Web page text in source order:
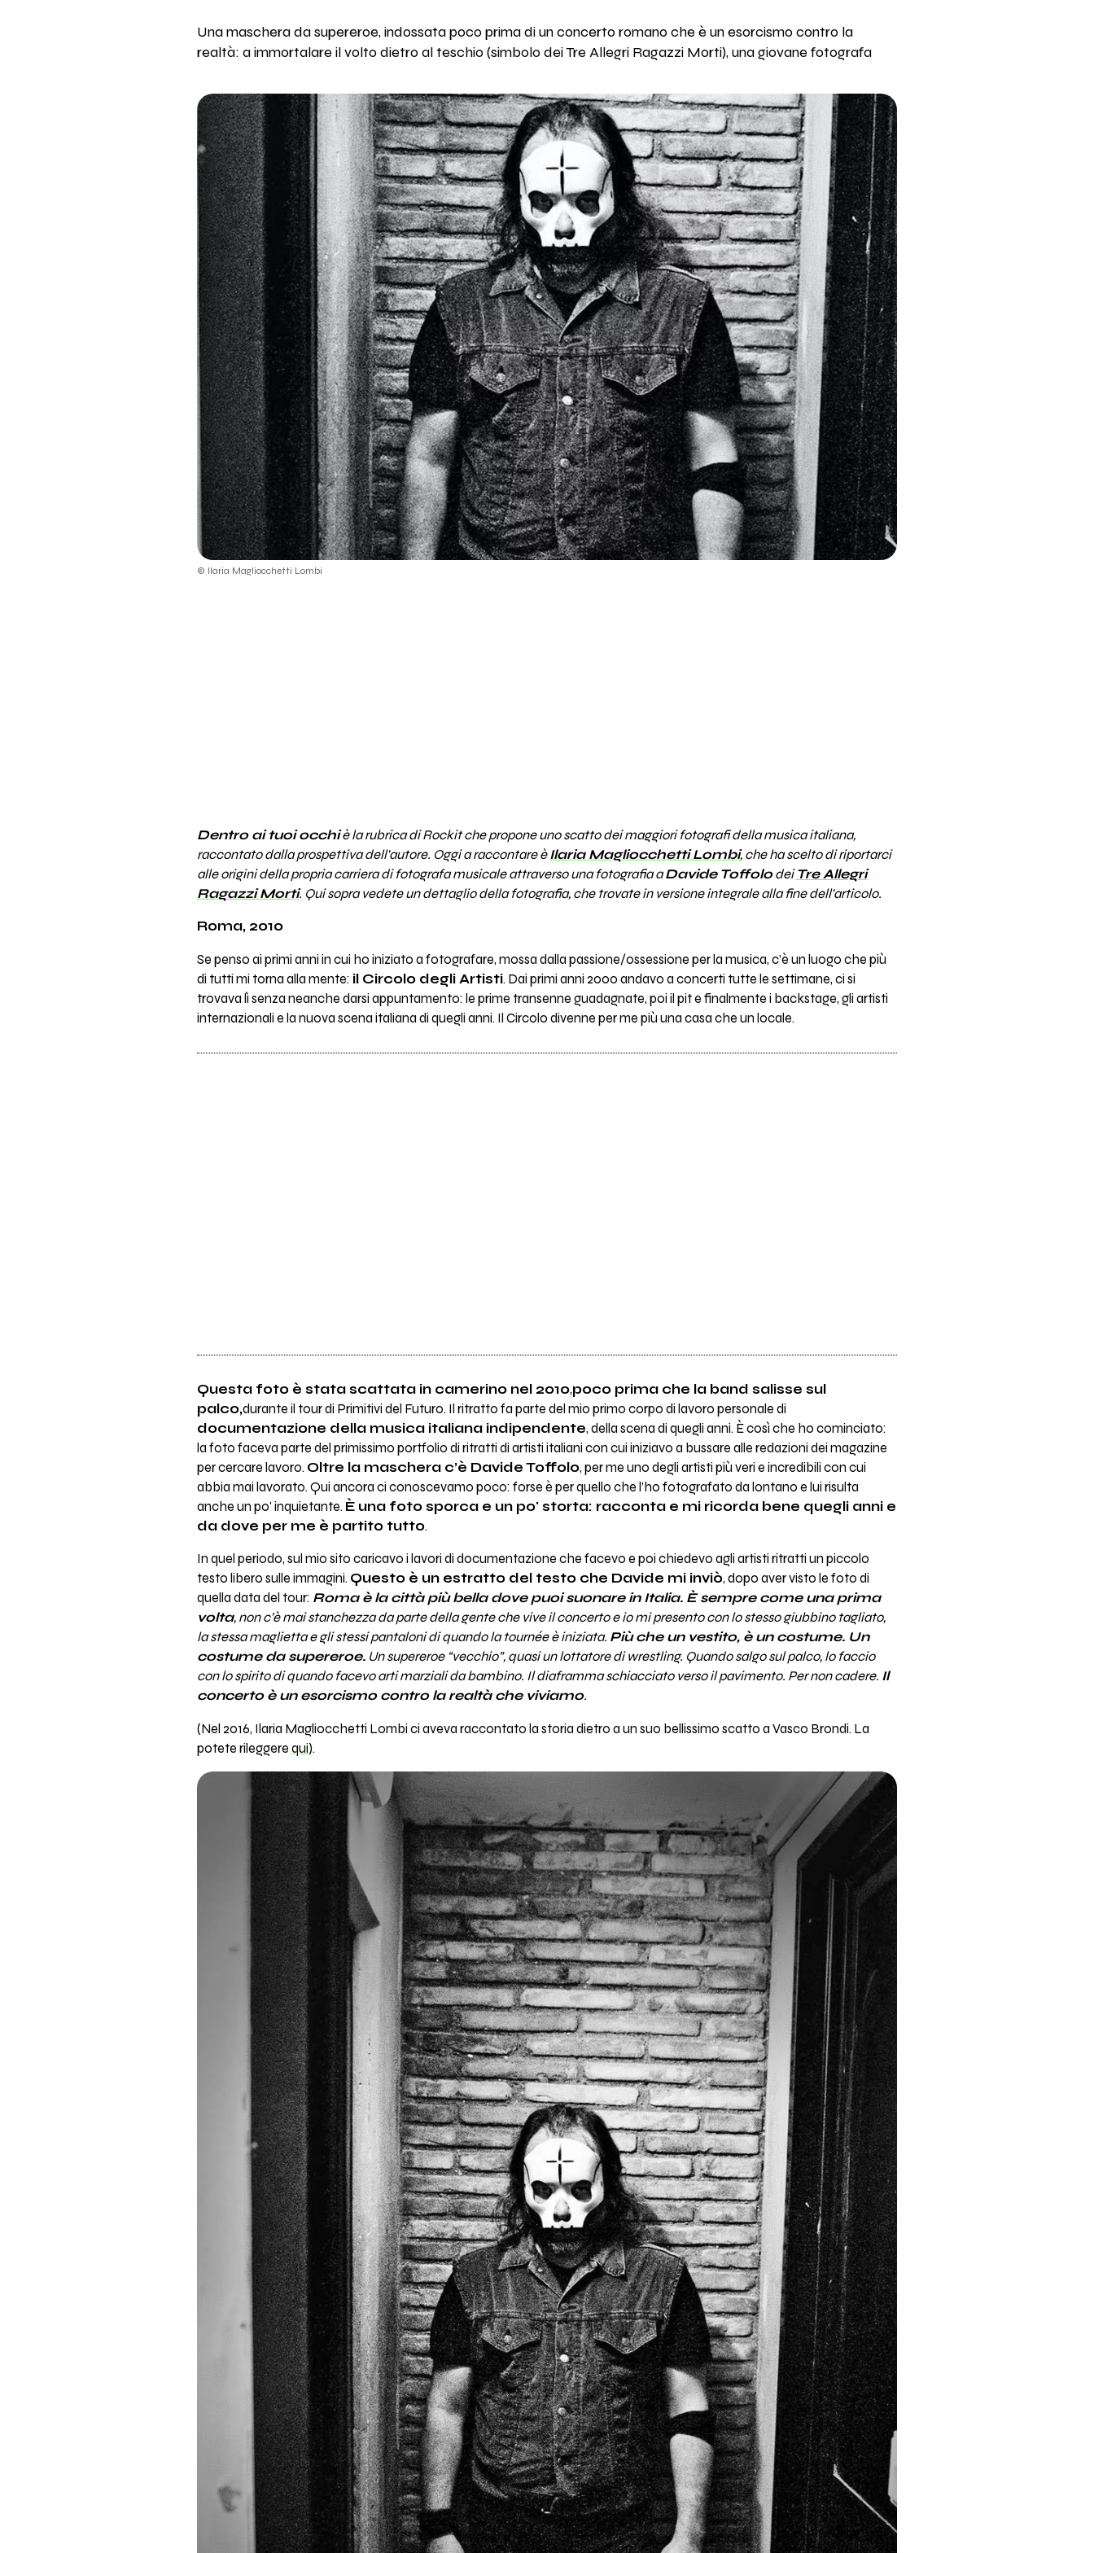
Una maschera da supereroe, indossata poco prima di un concerto romano che è un esorcismo contro la
realtà: a immortalare il volto dietro al teschio (simbolo dei Tre Allegri Ragazzi Morti), una giovane fotografa
© Ilaria Magliocchetti Lombi
Dentro ai tuoi occhiè la rubrica di Rockit che propone uno scatto dei maggiori fotografi della musica italiana,
raccontato dalla prospettiva dell'autore. Oggi a raccontare èIlaria Magliocchetti Lombi, che ha scelto di riportarci
alle origini della propria carriera di fotografa musicale attraverso una fotografia aDavide ToffolodeiTre Allegri
Ragazzi Morti. Qui sopra vedete un dettaglio della fotografia, che trovate in versione integrale alla fine dell'articolo.
Roma, 2010
Se penso ai primi anni in cui ho iniziato a fotografare, mossa dalla passione/ossessione per la musica, c’è un luogo che più
di tutti mi torna alla mente: il Circolo degli Artisti. Dai primi anni 2000 andavo a concerti tutte le settimane, ci si
trovava lì senza neanche darsi appuntamento: le prime transenne guadagnate, poi il pit e finalmente i backstage, gli artisti
internazionali e la nuova scena italiana di quegli anni. Il Circolo divenne per me più una casa che un locale.
Questa foto è stata scattata in camerino nel 2010,poco prima che la band salisse sul
palco,durante il tour di Primitivi del Futuro. Il ritratto fa parte del mio primo corpo di lavoro personale di
documentazione della musica italiana indipendente, della scena di quegli anni. È così che ho cominciato:
la foto faceva parte del primissimo portfolio di ritratti di artisti italiani con cui iniziavo a bussare alle redazioni dei magazine
per cercare lavoro. Oltre la maschera c’è Davide Toffolo, per me uno degli artisti più veri e incredibili con cui
abbia mai lavorato. Qui ancora ci conoscevamo poco: forse è per quello che l’ho fotografato da lontano e lui risulta
anche un po' inquietante. È una foto sporca e un po' storta: racconta e mi ricorda bene quegli anni e
da dove per me è partito tutto.
In quel periodo, sul mio sito caricavo i lavori di documentazione che facevo e poi chiedevo agli artisti ritratti un piccolo
testo libero sulle immagini. Questo è un estratto del testo che Davide mi inviò, dopo aver visto le foto di
quella data del tour: Roma è la città più bella dove puoi suonare in Italia. È sempre come una prima
volta, non c’è mai stanchezza da parte della gente che vive il concerto e io mi presento con lo stesso giubbino tagliato,
la stessa maglietta e gli stessi pantaloni di quando la tournée è iniziata. Più che un vestito, è un costume. Un
costume da supereroe.Un supereroe “vecchio”, quasi un lottatore di wrestling. Quando salgo sul palco, lo faccio
con lo spirito di quando facevo arti marziali da bambino. Il diaframma schiacciato verso il pavimento. Per non cadere. Il
concerto è un esorcismo contro la realtà che viviamo.
(Nel 2016, Ilaria Magliocchetti Lombi ci aveva raccontato la storia dietro a un suo bellissimo scatto a Vasco Brondi. La
potete rileggere qui).